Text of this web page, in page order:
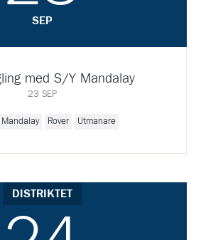
SEP
med S/Y Mandalay
23 SEP
Mandalay Rover Utmanare
DISTRIKTET